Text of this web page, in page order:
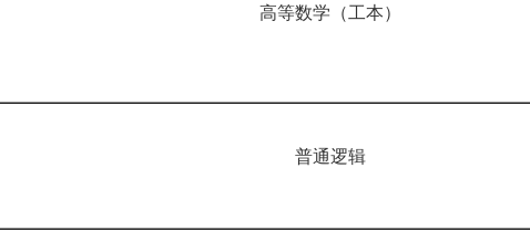
高等数学（工本）
普通逻辑